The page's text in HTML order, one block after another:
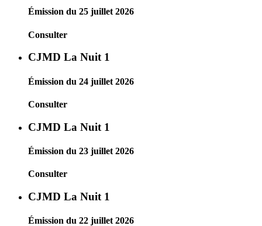
Émission du 25 juillet 2026
Consulter
CJMD La Nuit 1
Émission du 24 juillet 2026
Consulter
CJMD La Nuit 1
Émission du 23 juillet 2026
Consulter
CJMD La Nuit 1
Émission du 22 juillet 2026